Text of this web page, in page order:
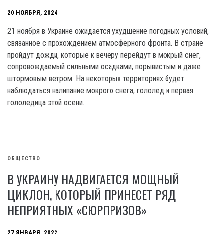
20 НОЯБРЯ, 2024
21 ноября в Украине ожидается ухудшение погодных условий,
связанное с прохождением атмосферного фронта. В стране
пройдут дожди, которые к вечеру перейдут в мокрый снег,
сопровождаемый сильными осадками, порывистым и даже
штормовым ветром. На некоторых территориях будет
наблюдаться налипание мокрого снега, гололед и первая
гололедица этой осени.
ОБЩЕСТВО
В УКРАИНУ НАДВИГАЕТСЯ МОЩНЫЙ
ЦИКЛОН, КОТОРЫЙ ПРИНЕСЕТ РЯД
НЕПРИЯТНЫХ «СЮРПРИЗОВ»
27 ЯНВАРЯ, 2022